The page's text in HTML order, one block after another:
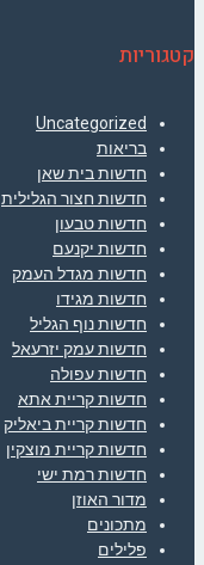
קטגוריות
Uncategorized
בריאות
חדשות בית שאן
חדשות חצור הגלילית
חדשות טבעון
חדשות יקנעם
חדשות מגדל העמק
חדשות מגידו
חדשות נוף הגליל
חדשות עמק יזרעאל
חדשות עפולה
חדשות קריית אתא
חדשות קריית ביאליק
חדשות קריית מוצקין
חדשות רמת ישי
מדור האוזן
מתכונים
פלילים